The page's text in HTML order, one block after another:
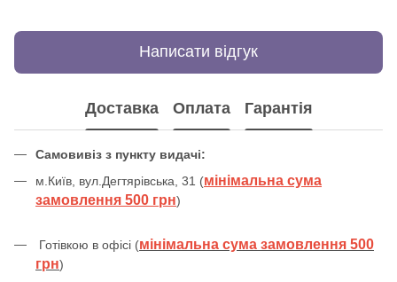
Написати відгук
Доставка Оплата Гарантія
Самовивіз з пункту видачі:
м.Київ, вул.Дегтярівська, 31 (мінімальна сума
замовлення 500 грн)
Готівкою в офісі (мінімальна сума замовлення 500
грн)